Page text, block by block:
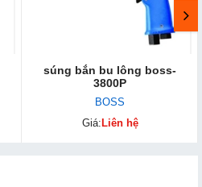
súng bắn bu lông boss-
3800P
BOSS
Giá: Liên hệ